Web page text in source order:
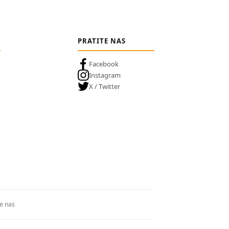
PRATITE NAS
Facebook
Instagram
X / Twitter
nas